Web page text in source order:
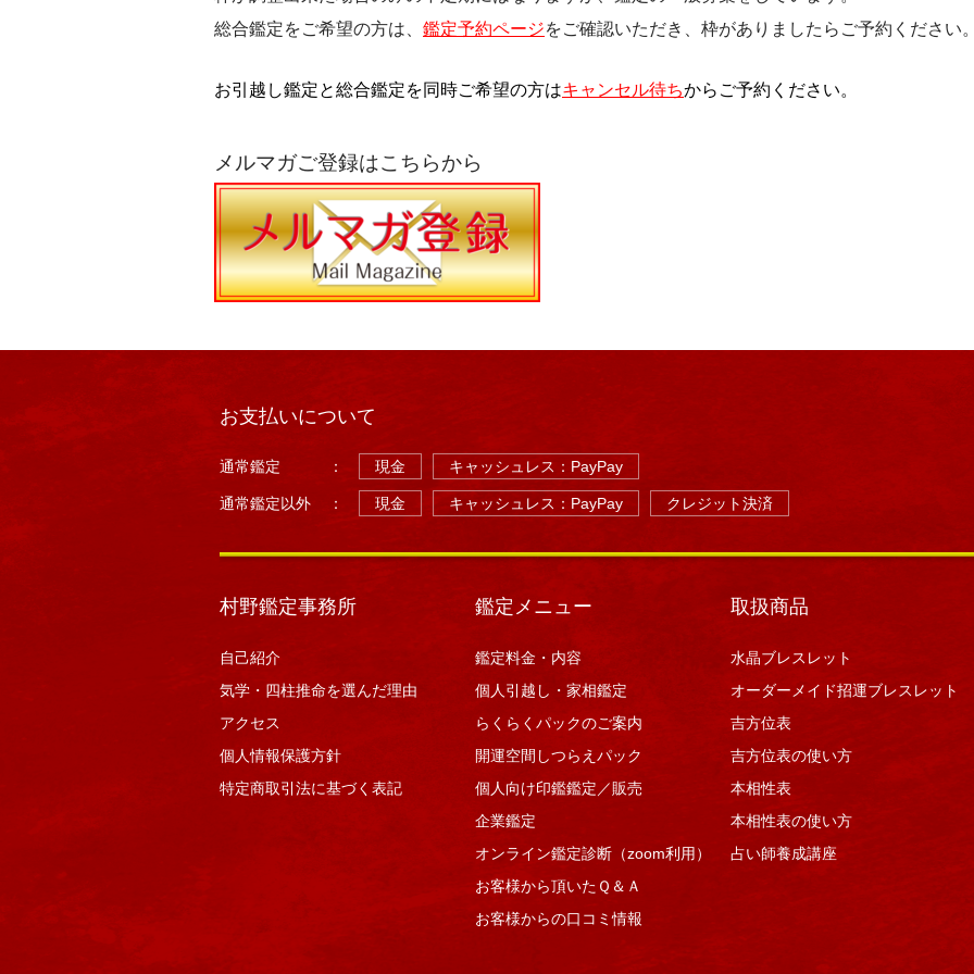
総合鑑定をご希望の方は、 鑑定予約ページをご確認いただき、枠がありましたらご予約ください
お引越し鑑定と総合鑑定を同時ご希望の方はキャンセル待ちからご予約ください。
メルマガご登録はこちらから
お支払いについて
通常鑑定 ： 現金 キャッシュレス：PayPay
通常鑑定以外 ： 現金 キャッシュレス：PayPay クレジット決済
村野鑑定事務所
自己紹介
気学・四柱推命を選んだ理由
アクセス
個人情報保護方針
特定商取引法に基づく表記
鑑定メニュー
鑑定料金・内容
個人引越し・家相鑑定
らくらくパックのご案内
開運空間しつらえパック
個人向け印鑑鑑定／販売
企業鑑定
オンライン鑑定診断（zoom利用）
お客様から頂いたＱ＆Ａ
お客様からの口コミ情報
取扱商品
水晶ブレスレット
オーダーメイド招運ブレスレット
吉方位表
吉方位表の使い方
本相性表
本相性表の使い方
占い師養成講座